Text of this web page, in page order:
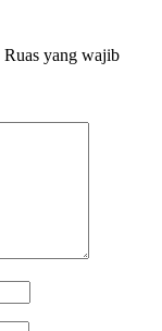
Ruas yang wajib